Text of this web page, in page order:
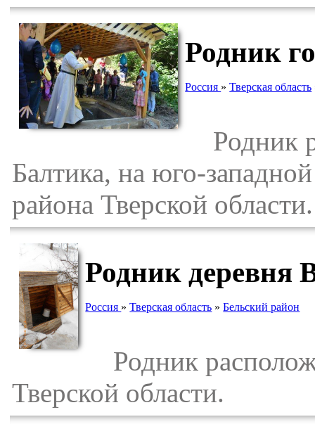
Родник
Россия »Тверская область
Родник
Балтика, на юго-
района Тверской области.
Родник деревня
Россия »Тверская область »Бельский район
Родник
Тверской области.